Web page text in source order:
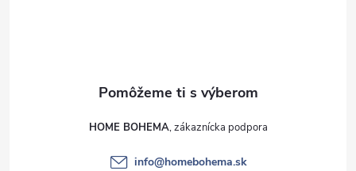
HOME BOHEMA
info@homebohema.sk